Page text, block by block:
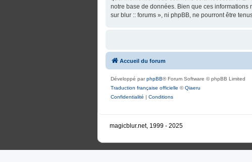
notre base de données. Bien que ces informations
sur blur :: forums », ni phpBB, ne pourront être
Accueil du forum
Développé parphpBB® Forum Software © phpBB Limited
Traduction française officielle ©Qiaeru
Confidentialité | Conditions
magicblur.net, 1999 - 2025